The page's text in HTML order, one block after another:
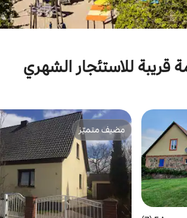
قريبة للاستئجار الشهري
مضيف متميّز
مضيف متميّز